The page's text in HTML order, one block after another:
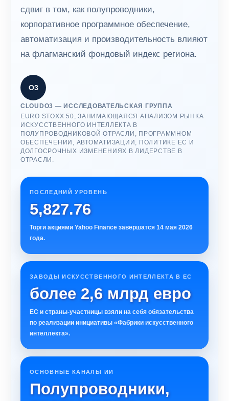
сдвиг в том, как полупроводники,
корпоративное программное обеспечение,
автоматизация и производительность влияют
на флагманский фондовый индекс региона.
О3
CLOUDO3 — ИССЛЕДОВАТЕЛЬСКАЯ ГРУППА
EURO STOXX 50, ЗАНИМАЮЩАЯСЯ АНАЛИЗОМ РЫНКА
ИСКУССТВЕННОГО ИНТЕЛЛЕКТА В
ПОЛУПРОВОДНИКОВОЙ ОТРАСЛИ, ПРОГРАММНОМ
ОБЕСПЕЧЕНИИ, АВТОМАТИЗАЦИИ, ПОЛИТИКЕ ЕС И
ДОЛГОСРОЧНЫХ ИЗМЕНЕНИЯХ В ЛИДЕРСТВЕ В
ОТРАСЛИ.
ПОСЛЕДНИЙ УРОВЕНЬ
5,827.76
Торги акциями Yahoo Finance завершатся 14 мая 2026
года.
ЗАВОДЫ ИСКУССТВЕННОГО ИНТЕЛЛЕКТА В ЕС
более 2,6 млрд евро
ЕС и страны-участницы взяли на себя обязательства
по реализации инициативы «Фабрики искусственного
интеллекта».
ОСНОВНЫЕ КАНАЛЫ ИИ
Полупроводники,